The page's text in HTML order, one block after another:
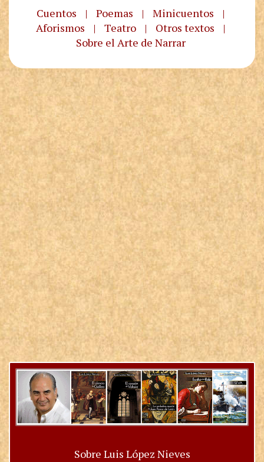
Cuentos | Poemas | Minicuentos
|
Aforismos
| Teatro | Otros textos
|
Sobre el Arte de Narrar
Sobre Luis López Nieves